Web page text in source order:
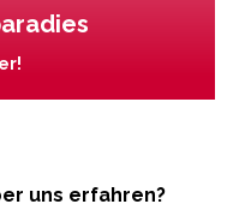
uns erfahren?